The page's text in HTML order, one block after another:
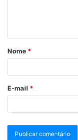
Nome *
E-mail *